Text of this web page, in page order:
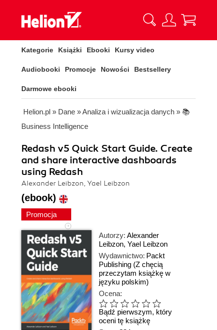
Kategorie Książki Ebooki Kursy video
Audiobooki Promocje Nowości Bestsellery
Darmowe ebooki
Helion.pl » Dane »Analiza i wizualizacja danych » 📚
Business Intelligence
Redash v5 Quick Start Guide. Create
and share interactive dashboards
using Redash
Alexander Leibzon, Yael Leibzon
(ebook)
Promocja
Autorzy: Alexander
Leibzon, Yael Leibzon
Wydawnictwo: Packt
Publishing (Z chęcią
przeczytam książkę w
języku polskim)
Ocena:
Bądź pierwszym, który
oceni tę książkę